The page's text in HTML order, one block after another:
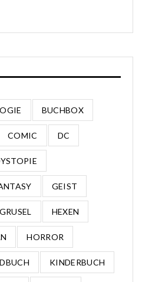
BUCHBOX
COMIC DC
GEIST
GRUSEL HEXEN
HORROR
KINDERBUCH